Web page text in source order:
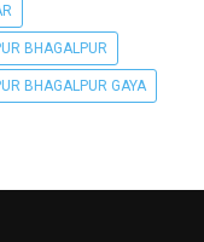
BHAGALPUR
BHAGALPUR GAYA